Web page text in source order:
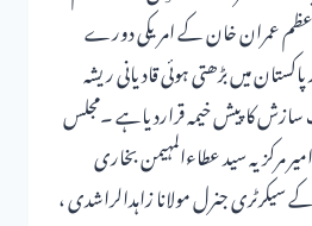
عمران خان کے امریکی دورے
میں بڑھتی ہوئی قادیانی ریشہ
سازش کاپیش خیمہ قراردیاہے ۔مجلس
مرکزیہ سید عطاءالمہیمن بخاری
جنرل مولانا زاہدالراشدی ،